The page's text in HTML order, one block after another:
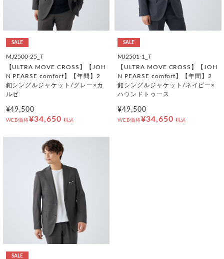
SALE
MJ2500-25_T
【ULTRA MOVE CROSS】【JOH
N PEARSE comfort】【年間】2
釦シングルジャケット/グレー×カ
ルゼ
¥49,500
WEB価格¥34,650 税込
SALE
MJ2501-1_T
【ULTRA MOVE CROSS】【JOH
N PEARSE comfort】【年間】2
釦シングルジャケット/ネイビー×
ハウンドトゥース
¥49,500
WEB価格¥34,650 税込
SALE